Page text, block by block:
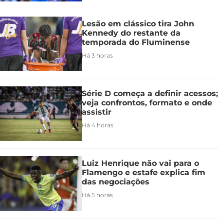
Lesão em clássico tira John
Kennedy do restante da
temporada do Fluminense
Há 3 horas
Série D começa a definir acessos;
veja confrontos, formato e onde
assistir
Há 4 horas
Luiz Henrique não vai para o
Flamengo e estafe explica fim
das negociações
Há 5 horas